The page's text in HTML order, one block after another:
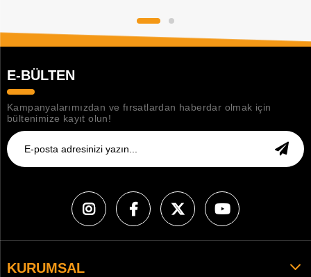
E-BÜLTEN
Kampanyalarımızdan ve fırsatlardan haberdar olmak için
bültenimize kayıt olun!
KURUMSAL